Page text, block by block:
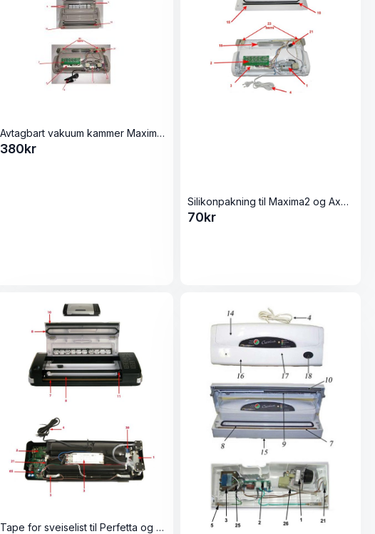
Avtagbart vakuum kammer Maxima2
380kr
Silikonpakning til Maxima2 og Axolute
70kr
Tape for sveiselist til Perfetta og Master